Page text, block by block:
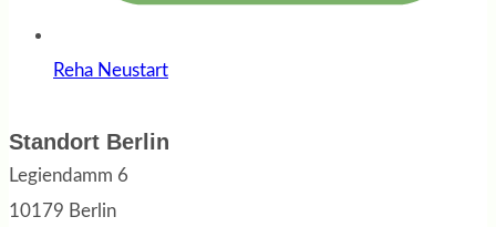
Reha Neustart
Standort Berlin
Legiendamm 6
10179 Berlin